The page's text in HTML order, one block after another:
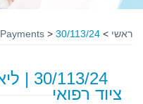
ראשי >
Payments > 30/113/24 | ליאור כהן FROM דין ציוד רפואי
ציוד רפואי